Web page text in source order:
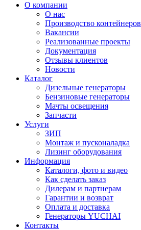
О компании
О нас
Производство контейнеров
Вакансии
Реализованные проекты
Документация
Отзывы клиентов
Новости
Каталог
Дизельные генераторы
Бензиновые генераторы
Мачты освещения
Запчасти
Услуги
ЗИП
Монтаж и пусконаладка
Лизинг оборудования
Информация
Каталоги, фото и видео
Как сделать заказ
Дилерам и партнерам
Гарантии и возврат
Оплата и доставка
Генераторы YUCHAI
Контакты